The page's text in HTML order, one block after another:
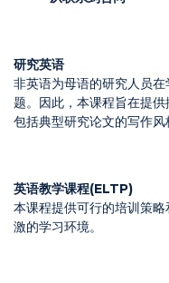
研究英语
非英语为母语的研究人员
题。因此，本课程旨在提
包括典型研究论文的写作风
英语教学课程(ELTP)
本课程提供可行的培训策
激的学习环境。